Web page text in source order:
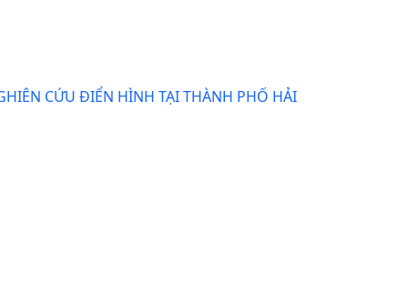
CỨU ĐIỂN HÌNH TẠI THÀNH PHỐ HẢI